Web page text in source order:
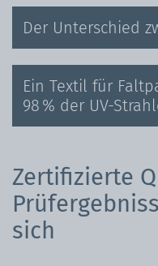
Der Unterschied
Ein Textil für
98 % der UV-
Zertifizierte
sich